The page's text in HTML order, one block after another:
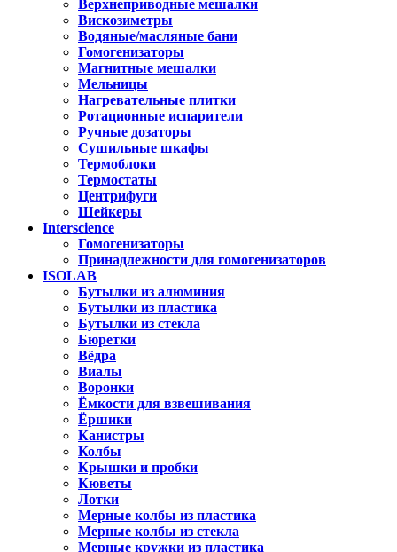
Верхнеприводные мешалки
Вискозиметры
Водяные/масляные бани
Гомогенизаторы
Магнитные мешалки
Мельницы
Нагревательные плитки
Ротационные испарители
Ручные дозаторы
Сушильные шкафы
Термоблоки
Термостаты
Центрифуги
Шейкеры
Interscience
Гомогенизаторы
Принадлежности для гомогенизаторов
ISOLAB
Бутылки из алюминия
Бутылки из пластика
Бутылки из стекла
Бюретки
Вёдра
Виалы
Воронки
Ёмкости для взвешивания
Ёршики
Канистры
Колбы
Крышки и пробки
Кюветы
Лотки
Мерные колбы из пластика
Мерные колбы из стекла
Мерные кружки из пластика